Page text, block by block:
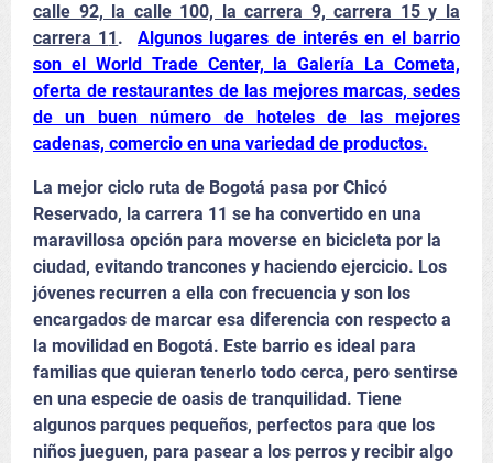
calle 92, la calle 100, la carrera 9, carrera 15 y la
carrera 11.Algunos lugares de interés en el barrio
son el World Trade Center, la Galería La Cometa,
oferta de restaurantes de las mejores marcas, sedes
de un buen número de hoteles de las mejores
cadenas, comercio en una variedad de productos.
La mejor ciclo ruta de Bogotá pasa por Chicó
Reservado, la carrera 11 se ha convertido en una
maravillosa opción para moverse en bicicleta por la
ciudad, evitando trancones y haciendo ejercicio. Los
jóvenes recurren a ella con frecuencia y son los
encargados de marcar esa diferencia con respecto a
la movilidad en Bogotá. Este barrio es ideal para
familias que quieran tenerlo todo cerca, pero sentirse
en una especie de oasis de tranquilidad. Tiene
algunos parques pequeños, perfectos para que los
niños jueguen, para pasear a los perros y recibir algo